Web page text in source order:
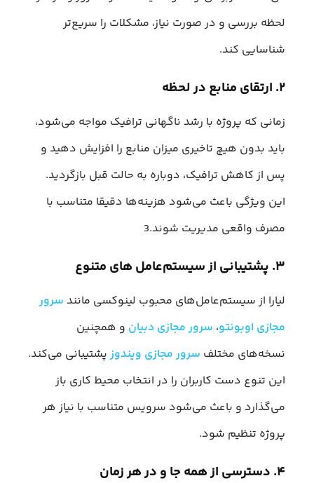
لحظه بررسی و در صورت نیاز، مشکلات را سریع‌تر
شناسایی کند.
۲. ارتقای منابع در لحظه
زمانی که پروژه‌ با رشد ناگهانی ترافیک مواجه می‌شود،
باید بدون هیچ تاخیری میزان منابع را افزایش دهید و
پس از کاهش ترافیک، دوباره به حالت قبل بازگردید.
این ویژگی باعث می‌شود هزینه‌ها دقیقا متناسب با
مصرف واقعی مدیریت شوند.3
۳. پشتیبانی از سیستم‌عامل‌ های متنوع
لیارا از سیستم‌عامل‌های محبوب لینوکسی مانند سرور
مجازی اوبونتو، سرور مجازی دبیان و همچنین
نسخه‌های مختلف سرور مجازی ویندوز پشتیبانی می‌کند.
این تنوع دست کاربران را در انتخاب محیط کاری باز
می‌گذارد و باعث می‌شود سرویس متناسب با نیاز هر
پروژه تنظیم شود.
۴. دسترسی از همه‌ جا و در هر زمان